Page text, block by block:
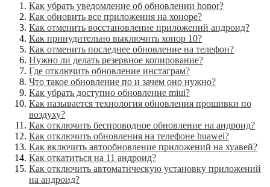
Как убрать уведомление об обновлении honor?
Как обновить все приложения на хоноре?
Как отменить восстановление приложений андроид?
Как принудительно выключить хонор 10?
Как отменить последнее обновление на телефон?
Нужно ли делать резервное копирование?
Где отключить обновление инстаграм?
Что такое обновление по и зачем оно нужно?
Как убрать доступно обновление miui?
Как называется технология обновления прошивки по
воздуху?
Как отключить беспроводное обновление на андроид?
Как отключить обновления на телефоне huawei?
Как включить автообновление приложений на хуавей?
Как откатиться на 11 андроид?
Как отключить автоматическую установку приложений
на андроид?